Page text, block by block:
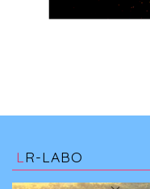
LR-LABO